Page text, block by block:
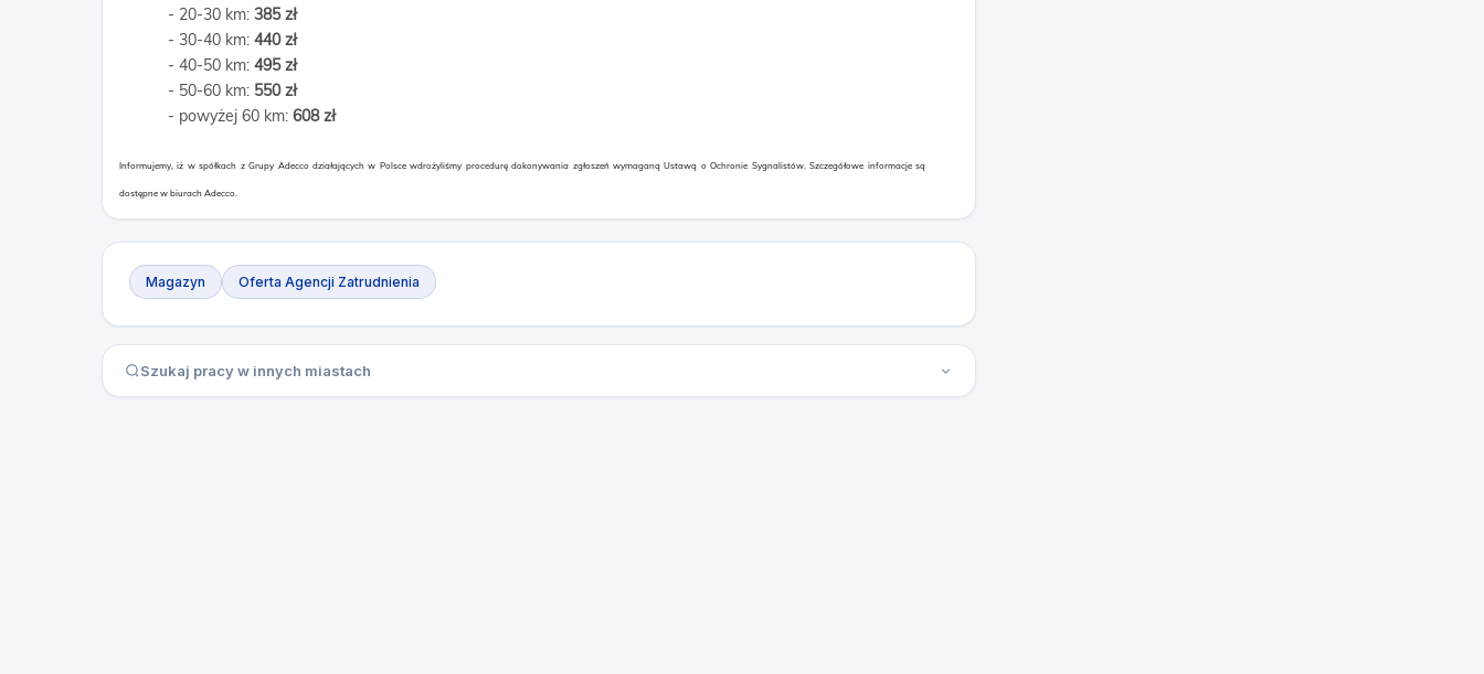
- 20-30 km: 385 zł
- 30-40 km: 440 zł
- 40-50 km: 495 zł
- 50-60 km: 550 zł
- powyżej 60 km: 608 zł
Informujemy, iż w spółkach z Grupy Adecco działających w Polsce wdrożyliśmy procedurę dokonywania zgłoszeń wymaganą Ustawą o Ochronie Sygnalistów. Szczegółowe informacje są
dostępne w biurach Adecco.
Magazyn Oferta Agencji Zatrudnienia
Szukaj pracy w innych miastach